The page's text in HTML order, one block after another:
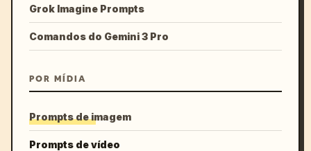
Grok Imagine Prompts
Comandos do Gemini 3 Pro
POR MÍDIA
Prompts de imagem
Prompts de vídeo